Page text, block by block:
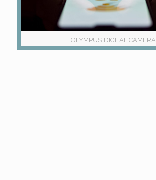
OLYMPUS DIGITAL CAMERA